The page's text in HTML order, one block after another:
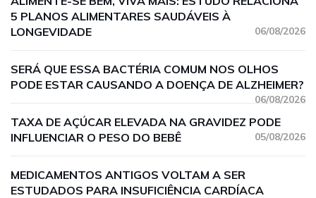
5 PLANOS ALIMENTARES SAUDÁVEIS À
LONGEVIDADE
06/08/2026
SERÁ QUE ESSA BACTÉRIA COMUM NOS OLHOS
PODE ESTAR CAUSANDO A DOENÇA DE ALZHEIMER?
06/08/2026
TAXA DE AÇÚCAR ELEVADA NA GRAVIDEZ PODE
INFLUENCIAR O PESO DO BEBÊ
05/08/2026
MEDICAMENTOS ANTIGOS VOLTAM A SER
ESTUDADOS PARA INSUFICIÊNCIA CARDÍACA